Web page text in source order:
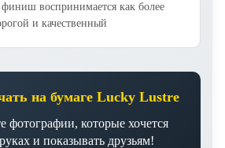
воспринимается как более
и качественный
на бумаге Lucky Lustre
фотографии, которые хочется
и показывать друзьям!